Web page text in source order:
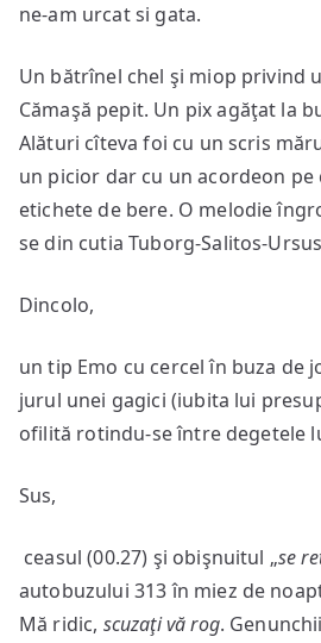
ne-am urcat si gata.
Un bătrînel chel şi miop privind
Cămaşă pepit. Un pix agăţat la
Alături cîteva foi cu un scris
un picior dar cu un acordeon
etichete de bere. O melodie
se din cutia Tuborg-Salitos-
Dincolo,
un tip Emo cu cercel în buza de
jurul unei gagici (iubita lui
ofilită rotindu-se între degetele
Sus,
ceasul (00.27) şi obişnuitul „se
autobuzului 313 în miez de
Mă ridic, scuzaţi vă rog.